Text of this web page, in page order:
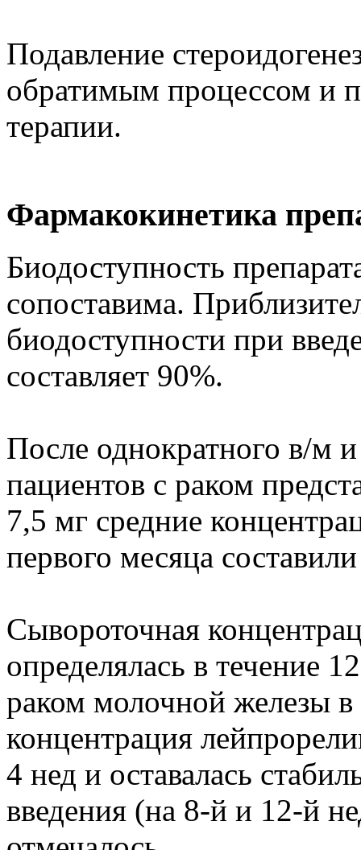
Подавление
обратимым процессом и
терапии.
Фармакокинетика
Биодоступность
сопоставима.
биодоступности при
составляет 90%.
После однократного в/м
пациентов с раком
7,5 мг средние
первого месяца
Сывороточная
определялась в течение
раком молочной железы
концентрация
4 нед и оставалась
введения (на 8-й и 12-й